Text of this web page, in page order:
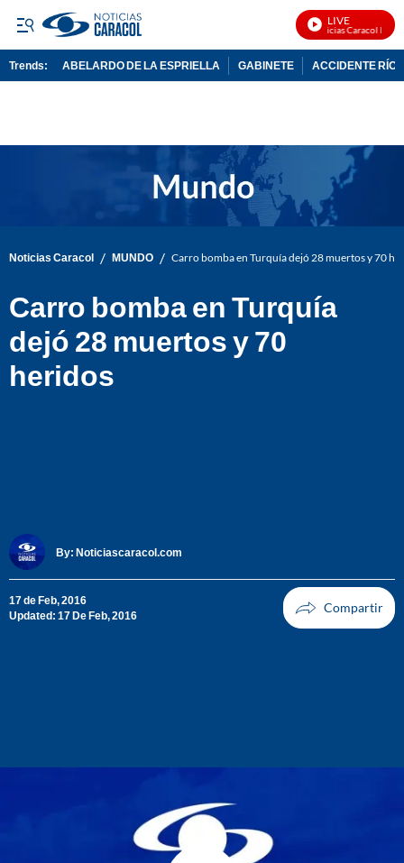
LIVE
Noticias Caracol En
Trends: ABELARDO DE LA ESPRIELLA GABINETE ACCIDENTE RÍO
Noticias Caracol / MUNDO / Carro bomba en Turquía dejó 28 muertos y 70
Carro bomba en Turquía
dejó 28 muertos y 70
heridos
By: Noticiascaracol.com
17 de Feb, 2016
Updated: 17 De Feb, 2016